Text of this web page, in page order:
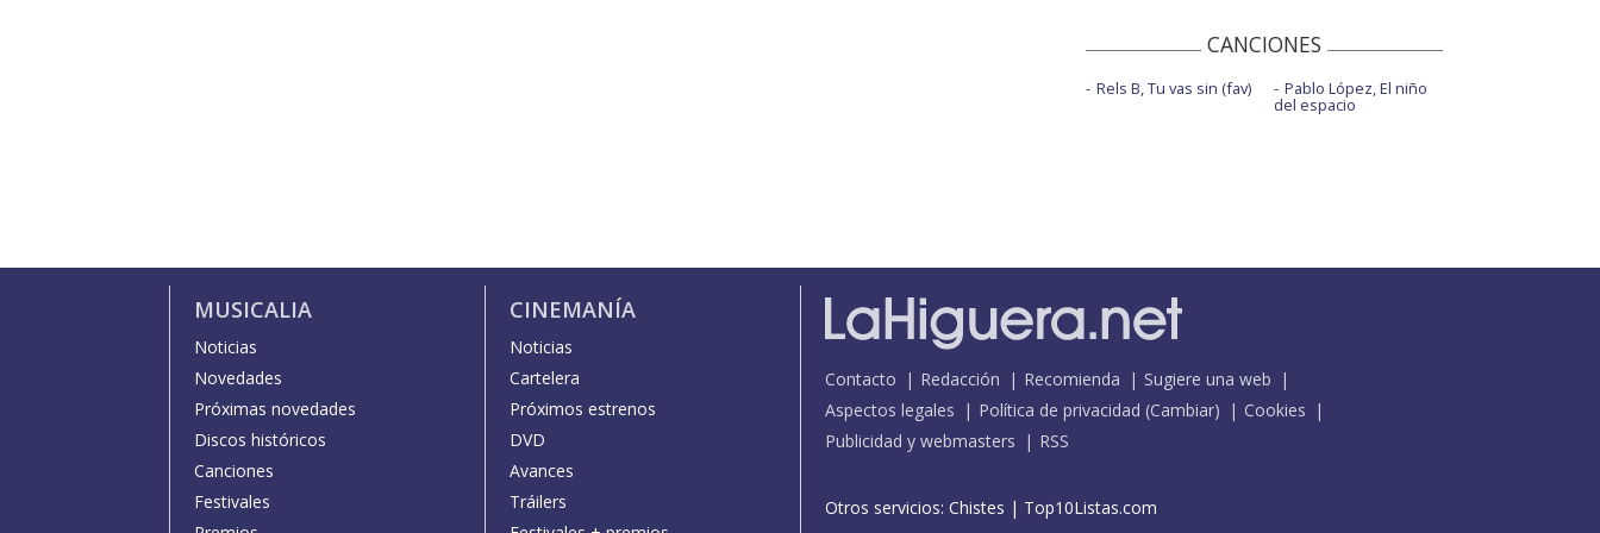
CANCIONES
Rels B, Tu vas sin (fav) Pablo López, El niño
del espacio
MUSICALIA
Noticias
Novedades
Próximas novedades
Discos históricos
Canciones
Festivales
CINEMANÍA
Noticias
Cartelera
Próximos estrenos
DVD
Avances
Tráilers
Contacto Redacción Recomienda
Sugiere una web
Aspectos legales
Política de privacidad (Cambiar)
Cookies
Publicidad y webmasters
RSS
Otros servicios: Chistes | Top10Listas.com